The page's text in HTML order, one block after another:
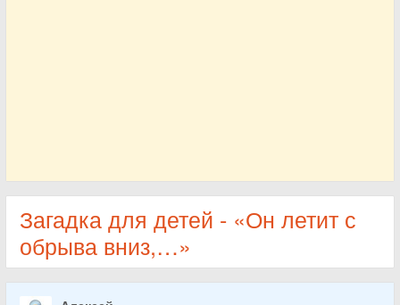
Загадка для детей - «Он летит с
обрыва вниз,…»